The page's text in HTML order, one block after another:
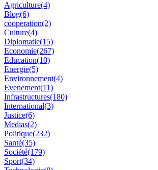
Agriculture(4)
Blog(6)
cooperation(2)
Culture(4)
Diplomatie(15)
Economie(267)
Education(10)
Energie(5)
Environnement(4)
Evenement(11)
Infrastructures(180)
International(3)
Justice(6)
Medias(2)
Politique(232)
Santé(35)
Société(179)
Sport(34)